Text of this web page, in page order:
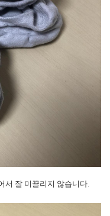
서 잘 미끌리지 않습니다.